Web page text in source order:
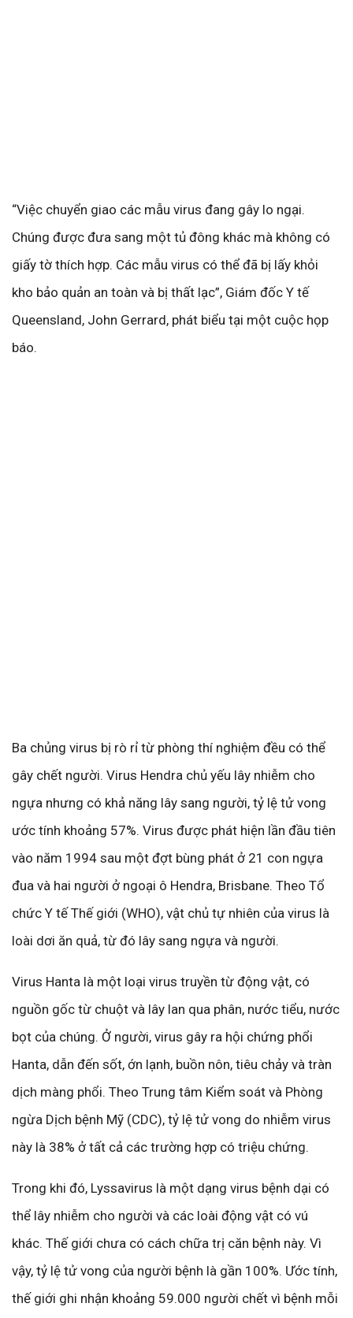
“Việc chuyển giao các mẫu virus đang gây lo ngại.
Chúng được đưa sang một tủ đông khác mà không có
giấy tờ thích hợp. Các mẫu virus có thể đã bị lấy khỏi
kho bảo quản an toàn và bị thất lạc”, Giám đốc Y tế
Queensland, John Gerrard, phát biểu tại một cuộc họp
báo.
Ba chủng virus bị rò rỉ từ phòng thí nghiệm đều có thể
gây chết người. Virus Hendra chủ yếu lây nhiễm cho
ngựa nhưng có khả năng lây sang người, tỷ lệ tử vong
ước tính khoảng 57%. Virus được phát hiện lần đầu tiên
vào năm 1994 sau một đợt bùng phát ở 21 con ngựa
đua và hai người ở ngoại ô Hendra, Brisbane. Theo Tổ
chức Y tế Thế giới (WHO), vật chủ tự nhiên của virus là
loài dơi ăn quả, từ đó lây sang ngựa và người.
Virus Hanta là một loại virus truyền từ động vật, có
nguồn gốc từ chuột và lây lan qua phân, nước tiểu, nước
bọt của chúng. Ở người, virus gây ra hội chứng phổi
Hanta, dẫn đến sốt, ớn lạnh, buồn nôn, tiêu chảy và tràn
dịch màng phổi. Theo Trung tâm Kiểm soát và Phòng
ngừa Dịch bệnh Mỹ (CDC), tỷ lệ tử vong do nhiễm virus
này là 38% ở tất cả các trường hợp có triệu chứng.
Trong khi đó, Lyssavirus là một dạng virus bệnh dại có
thể lây nhiễm cho người và các loài động vật có vú
khác. Thế giới chưa có cách chữa trị căn bệnh này. Vì
vậy, tỷ lệ tử vong của người bệnh là gần 100%. Ước tính,
thế giới ghi nhận khoảng 59.000 người chết vì bệnh mỗi